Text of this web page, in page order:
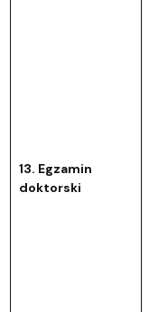
13. Egzamin
doktorski